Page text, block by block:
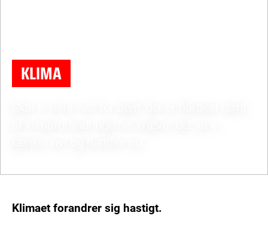
KLIMA
Klimaet forandrer sig hastigt.